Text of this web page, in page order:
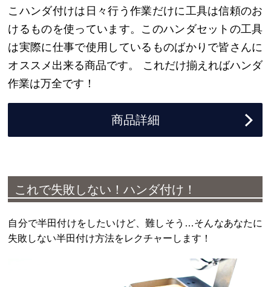
こハンダ付けは日々行う作業だけに工具は信頼のお
けるものを使っています。このハンダセットの工具
は実際に仕事で使用しているものばかりで皆さんに
オススメ出来る商品です。 これだけ揃えればハンダ
作業は万全です！
商品詳細
これで失敗しない！ハンダ付け！
自分で半田付けをしたいけど、難しそう…そんなあなたに
失敗しない半田付け方法をレクチャーします！